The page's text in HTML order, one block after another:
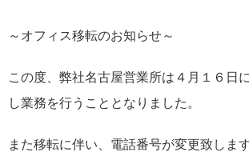
～オフィス移転のお知らせ～
この度、弊社名古屋営業所は４月１６日
し業務を行うこととなりました。
また移転に伴い、電話番号が変更致します